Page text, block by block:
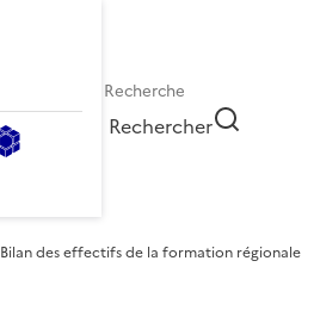
Rechercher
Bilan des effectifs de la formation régionale